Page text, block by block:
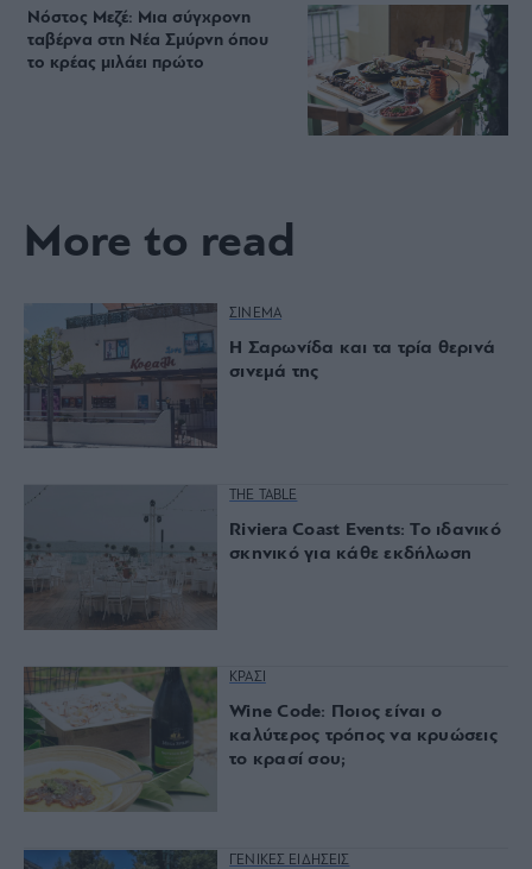
Νόστος Μεζέ: Μια σύγχρονη
ταβέρνα στη Νέα Σμύρνη όπου
το κρέας μιλάει πρώτο
More to read
ΣΙΝΕΜΑ
Η Σαρωνίδα και τα τρία θερινά
σινεμά της
THE TABLE
Riviera Coast Events: Το ιδανικό
σκηνικό για κάθε εκδήλωση
ΚΡΑΣΙ
Wine Code: Ποιος είναι ο
καλύτερος τρόπος να κρυώσεις
το κρασί σου;
ΓΕΝΙΚΕΣ ΕΙΔΗΣΕΙΣ